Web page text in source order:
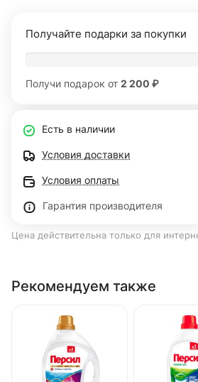
Получайте подарки за покупки
Получи подарок от 2 200 ₽
Есть в наличии
Условия доставки
Условия оплаты
Гарантия производителя
Цена действительна только для
Рекомендуем также